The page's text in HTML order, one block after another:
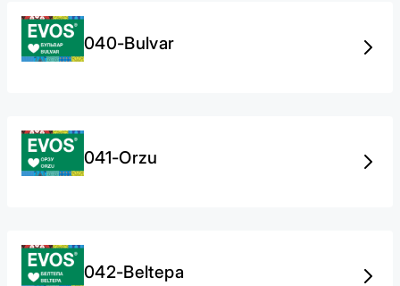
040-Bulvar
041-Orzu
042-Beltepa